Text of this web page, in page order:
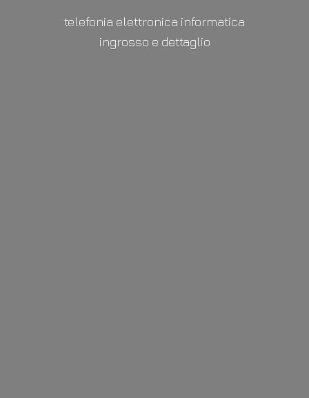
telefonia elettronica informatica
ingrosso e dettaglio